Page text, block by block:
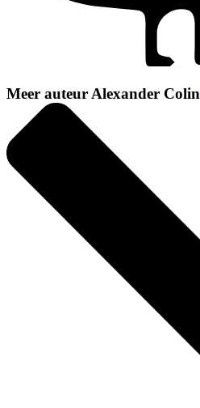
Meer auteur Alexander Colin